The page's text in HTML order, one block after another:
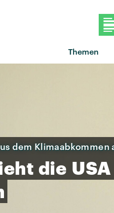
Themen
dem Klimaabkommen
die USA